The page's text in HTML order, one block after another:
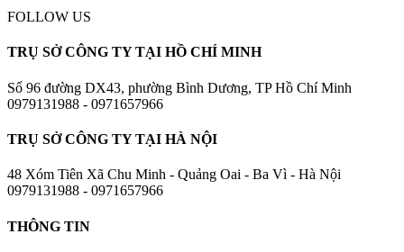
FOLLOW US
TRỤ SỞ CÔNG TY TẠI HỒ CHÍ MINH
Số 96 đường DX43, phường Bình Dương, TP Hồ Chí Minh
0979131988 - 0971657966
TRỤ SỞ CÔNG TY TẠI HÀ NỘI
48 Xóm Tiên Xã Chu Minh - Quảng Oai - Ba Vì - Hà Nội
0979131988 - 0971657966
THÔNG TIN